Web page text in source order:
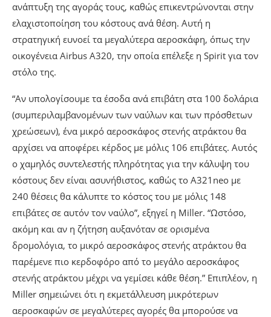
ανάπτυξη της αγοράς τους, καθώς επικεντρώνονται στην
ελαχιστοποίηση του κόστους ανά θέση. Αυτή η
στρατηγική ευνοεί τα μεγαλύτερα αεροσκάφη, όπως την
οικογένεια Airbus A320, την οποία επέλεξε η Spirit για τον
στόλο της.
“Αν υπολογίσουμε τα έσοδα ανά επιβάτη στα 100 δολάρια
(συμπεριλαμβανομένων των ναύλων και των πρόσθετων
χρεώσεων), ένα μικρό αεροσκάφος στενής ατράκτου θα
αρχίσει να αποφέρει κέρδος με μόλις 106 επιβάτες. Αυτός
ο χαμηλός συντελεστής πληρότητας για την κάλυψη του
κόστους δεν είναι ασυνήθιστος, καθώς το A321neo με
240 θέσεις θα κάλυπτε το κόστος του με μόλις 148
επιβάτες σε αυτόν τον ναύλο”, εξηγεί η Miller. “Ωστόσο,
ακόμη και αν η ζήτηση αυξανόταν σε ορισμένα
δρομολόγια, το μικρό αεροσκάφος στενής ατράκτου θα
παρέμενε πιο κερδοφόρο από το μεγάλο αεροσκάφος
στενής ατράκτου μέχρι να γεμίσει κάθε θέση.” Επιπλέον, η
Miller σημειώνει ότι η εκμετάλλευση μικρότερων
αεροσκαφών σε μεγαλύτερες αγορές θα μπορούσε να